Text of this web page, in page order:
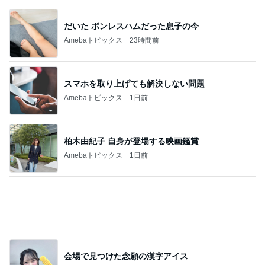
だいた ボンレスハムだった息子の今
Amebaトピックス 23時間前
スマホを取り上げても解決しない問題
Amebaトピックス 1日前
柏木由紀子 自身が登場する映画鑑賞
Amebaトピックス 1日前
会場で見つけた念願の漢字アイス